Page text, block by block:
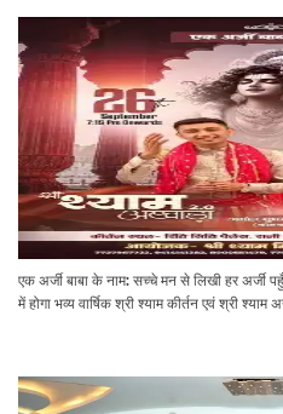
एक अर्जी बाबा के नाम: सच्चे मन से लिखी हर अर्जी
में होगा भव्य वार्षिक श्री श्याम कीर्तन एवं श्री श्याम